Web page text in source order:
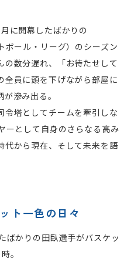
に開幕したばかりの
ボール・リーグ）のシーズン
数分遅れ、「お待たせして
全員に頭を下げながら部屋に
滲み出る。
令塔としてチームを牽引しな
ーとして自身のさらなる高み
代から現在、そして未来を語
ト一色の日々
ばかりの田臥選手がバスケッ
。